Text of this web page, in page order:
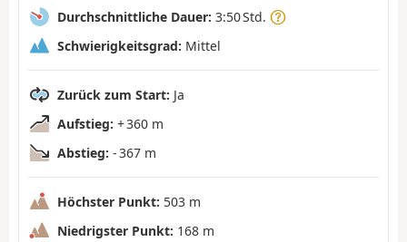
Durchschnittliche Dauer: 3:50 Std.
Schwierigkeitsgrad: Mittel
Zurück zum Start: Ja
Aufstieg: + 360 m
Abstieg: - 367 m
Höchster Punkt: 503 m
Niedrigster Punkt: 168 m